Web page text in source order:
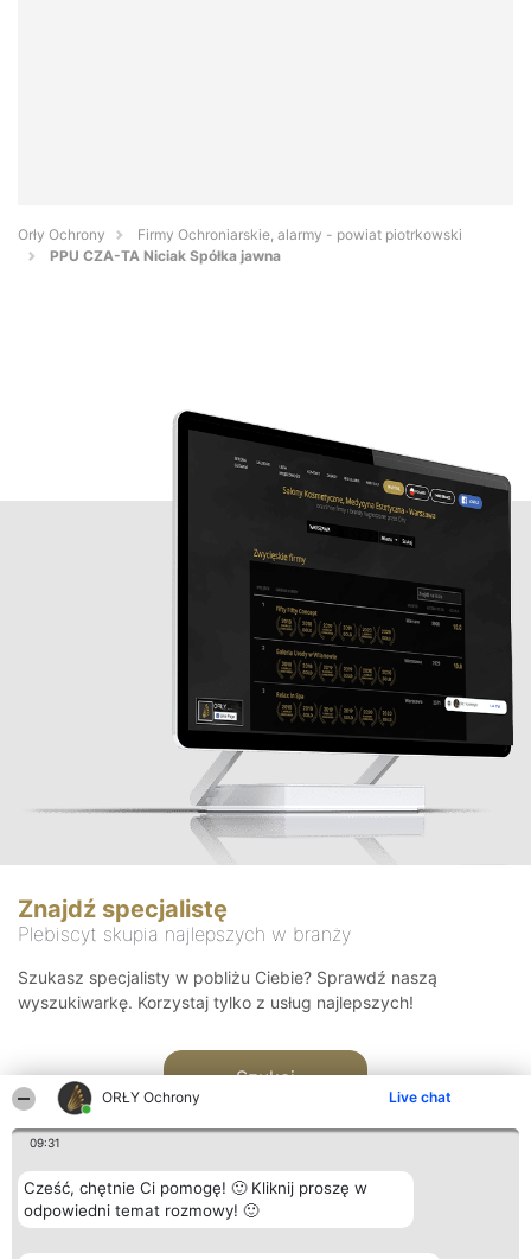
ORŁY Ochrony Live chat
09:31
Cześć, chętnie Ci pomogę! 🙂 Kliknij proszę w
odpowiedni temat rozmowy! 🙂
Orły Ochrony
Firmy Ochroniarskie, alarmy - powiat piotrkowski
PPU CZA-TA Niciak Spółka jawna
Znajdź specjalistę
Plebiscyt skupia najlepszych w branży
Szukasz specjalisty w pobliżu Ciebie? Sprawdź naszą
wyszukiwarkę. Korzystaj tylko z usług najlepszych!
Szukaj
Organizator plebiscytu Plebiscyt Kontakt